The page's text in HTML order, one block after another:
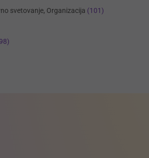
svetovanje, Organizacija (101)